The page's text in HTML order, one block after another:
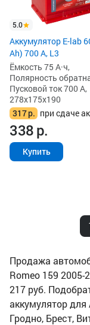
5.0
Аккумулятор E-lab
Ah) 700 А, L3
Ёмкость 75 А·ч,
Полярность
Пусковой ток 700 А,
278x175x190
317р. при сдаче
338р.
Купить
Продажа
Romeo 159 2005-
217 руб.
аккумулятор для
Гродно, Брест,